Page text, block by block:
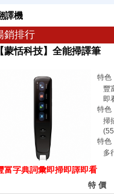
譯機
銷排行
富字典詞彙即掃即譯即看
【蒙恬科技】全能掃譯筆
特色
豐
即
特色
掃
特色
多
特 價